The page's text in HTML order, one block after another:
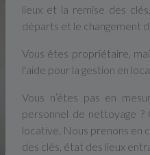
lieux et la remise des
départs et le changement
Vous êtes propriétaire,
l'aide pour la gestion en
Vous n’êtes pas en
personnel de nettoyage
locative. Nous prenons en
des clés, état des lieux